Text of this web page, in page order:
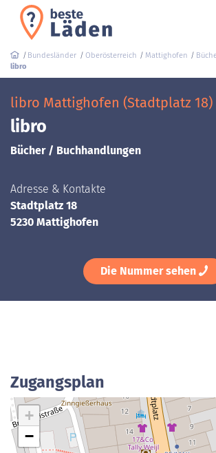
Bundesländer Oberösterreich Mattighofen
libro
libro Mattighofen (Stadtplatz 18)
libro
Bücher / Buchhandlungen
Adresse & Kontakte
Stadtplatz 18
5230 Mattighofen
Die Nummer sehen
Zugangsplan
+
−